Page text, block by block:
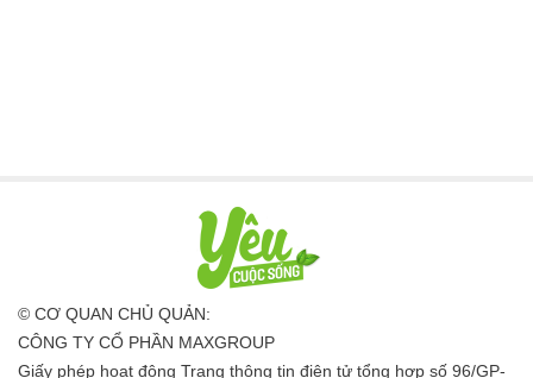
© CƠ QUAN CHỦ QUẢN:
CÔNG TY CỔ PHẦN MAXGROUP
Giấy phép hoạt động Trang thông tin điện tử tổng hợp số 96/GP-